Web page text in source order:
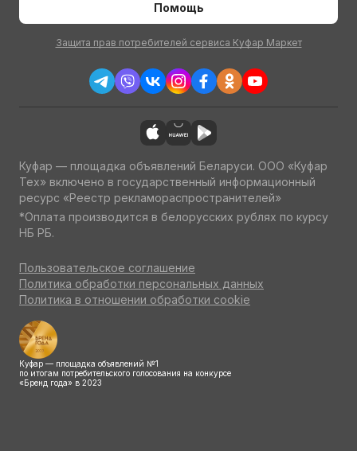
Помощь
Защита прав потребителей сервиса Куфар Маркет
Куфар — площадка объявлений Беларуси. ООО «Куфар
Тех» включено в государственный информационный
ресурс «Реестр рекламораспространителей»
*Оплата производится в белорусских рублях по курсу
НБ РБ.
Пользовательское соглашение
Политика обработки персональных данных
Политика в отношении обработки cookie
Куфар — площадка объявлений №1
по итогам потребительского голосования на конкурсе
«Бренд года» в 2023